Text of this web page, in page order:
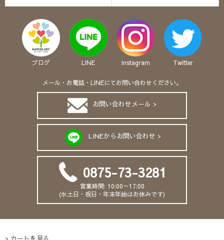
ブログ LINE Instagram Twitter
メール・お電話・LINEにてお問い合わせください。
お問い合わせメール >
LINEからお問い合わせ >
0875-73-3281
営業時間: 10:00～17:00
(水土日・祝日・年末年始はお休みです)